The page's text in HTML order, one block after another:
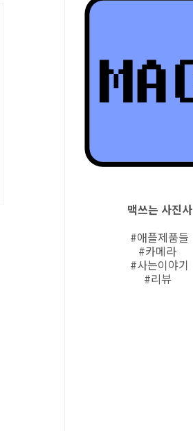
맥쓰는 사진사
#애플제품들
#카메라
#사는이야기
#리뷰